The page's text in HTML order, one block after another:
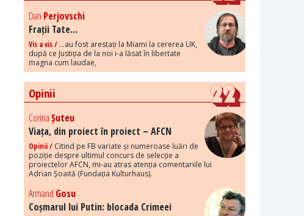
Dan Perjovschi
Frații Tate...
Vis a vis / ...au fost arestați la Miami la cererea UK,
după ce Justiția de la noi i-a lăsat în libertate
magna cum laudae,
Opinii
CorinaȘuteu
Viața, din proiect în proiect – AFCN
Opinii / Citind pe FB variate și numeroase luări de
poziție despre ultimul concurs de selecție a
proiectelor AFCN, mi-au atras atenția comentariile lui
Adrian Șoaită (Fundația Kulturhaus).
Armand Gosu
Coșmarul lui Putin: blocada Crimeei